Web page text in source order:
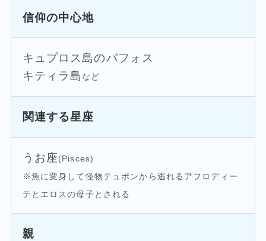
信仰の中心地
キュプロス島のパフォス
キティラ島 など
関連する星座
うお座(Pisces)
※魚に変身して怪物テュポンから逃れるアフロディー
テとエロスの母子とされる
親